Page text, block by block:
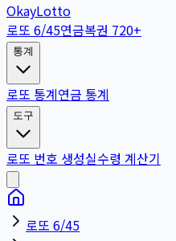
OkayLotto
로또 6/45연금복권 720+
통계
로또 통계연금 통계
도구
로또 번호 생성실수령 계산기
로또 6/45